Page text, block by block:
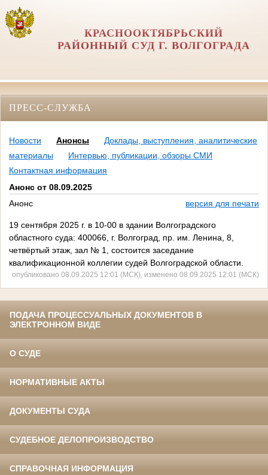
КРАСНООКТЯБРЬСКИЙ
РАЙОННЫЙ СУД Г. ВОЛГОГРАДА
ПРЕСС-СЛУЖБА
Новости Анонсы
Доклады, выступления, аналитические
материалы
Интервью, публикации, обзоры СМИ
Контактная информация
Анонс от 08.09.2025
Анонс
версия для печати
19 сентября 2025 г. в 10-00 в здании Волгоградского
областного суда: 400066, г. Волгоград, пр. им. Ленина, 8,
четвёртый этаж, зал № 1, состоится заседание
квалификационной коллегии судей Волгоградской области.
опубликовано 08.09.2025 12:01 (МСК), изменено 08.09.2025 12:01 (МСК)
ПОДАЧА ПРОЦЕССУАЛЬНЫХ ДОКУМЕНТОВ В
ЭЛЕКТРОННОМ ВИДЕ
О СУДЕ
НОРМАТИВНЫЕ АКТЫ
ДОКУМЕНТЫ СУДА
СУДЕБНОЕ ДЕЛОПРОИЗВОДСТВО
СПРАВОЧНАЯ ИНФОРМАЦИЯ